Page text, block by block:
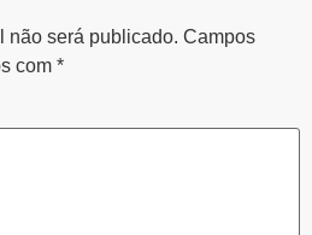
não será publicado. Campos
com *